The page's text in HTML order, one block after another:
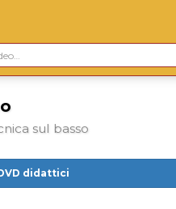
sul basso
didattici